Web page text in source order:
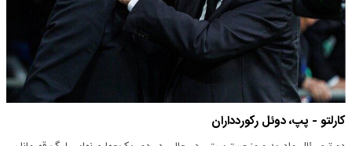
کارلتو - پپ، دوئل رکوردداران